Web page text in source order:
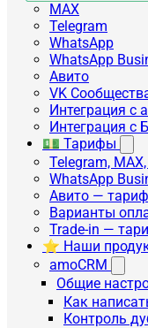
MAX
Telegram
WhatsApp
WhatsApp
Авито
VK
Интеграция с
Интеграция с
💵 Тарифы
Telegram,
WhatsApp
Авито —
Варианты
Trade-in —
⭐ Наши
amoCRM
Общие
Как
Контроль